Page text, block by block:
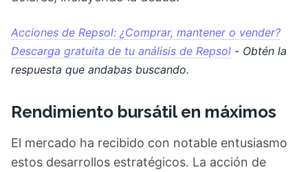
Acciones de Repsol: ¿Comprar, mantener o vender?
Descarga gratuita de tu análisis de Repsol - Obtén la
respuesta que andabas buscando.
Rendimiento bursátil en máximos
El mercado ha recibido con notable entusiasmo
estos desarrollos estratégicos. La acción de